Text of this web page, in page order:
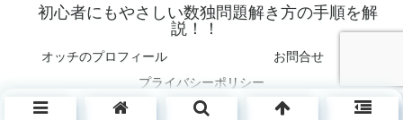
初心者にもやさしい数独問題解き方の手順を解
説！！
オッチのプロフィール
お問合せ
プライバシーポリシー
© 2006 初心者にもやさしい数独問題解き方の手順を解説！！.